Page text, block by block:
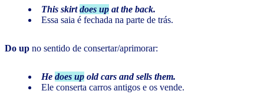
This skirtdoes up at the back.
Essa saia é fechada na parte de trás.
Do up no sentido de consertar/aprimorar:
He does up old cars and sells them.
Ele conserta carros antigos e os vende.